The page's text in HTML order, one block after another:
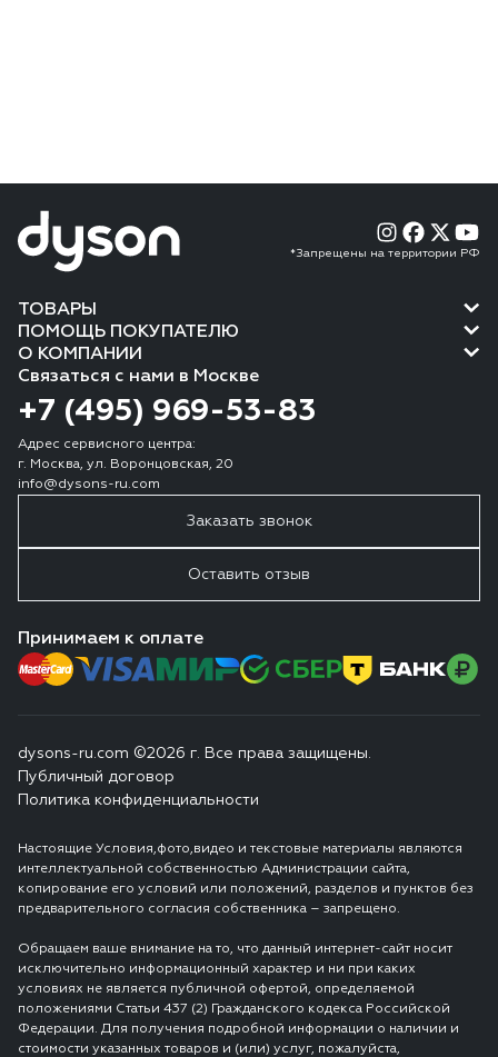
*Запрещены на территории РФ
ТОВАРЫ
ПОМОЩЬ ПОКУПАТЕЛЮ
О КОМПАНИИ
Связаться с нами в Москве
+7 (495) 969-53-83
Адрес сервисного центра:
г. Москва, ул. Воронцовская, 20
info@dysons-ru.com
Заказать звонок
Оставить отзыв
Принимаем к оплате
dysons-ru.com ©2026 г. Все права защищены.
Публичный договор
Политика конфиденциальности
Настоящие Условия,фото,видео и текстовые материалы являются
интеллектуальной собственностью Администрации сайта,
копирование его условий или положений, разделов и пунктов без
предварительного согласия собственника – запрещено.
Обращаем ваше внимание на то, что данный интернет-сайт носит
исключительно информационный характер и ни при каких
условиях не является публичной офертой, определяемой
положениями Статьи 437 (2) Гражданского кодекса Российской
Федерации. Для получения подробной информации о наличии и
стоимости указанных товаров и (или) услуг, пожалуйста,